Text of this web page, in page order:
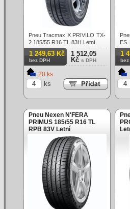
Pneu Tracmax X PRIVILO TX-
2 185/55 R16 TL 83H Letní
1 249,63 Kč
bez DPH
1 512,05
Kč s DPH
20 ks
ks
ES
1
bez
Pneu Nexen N'FERA
PRIMUS 185/55 R16 TL
RPB 83V Letní